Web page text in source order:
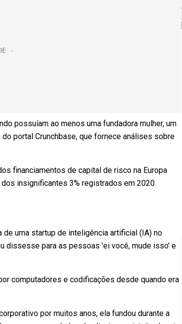
possuíam ao menos uma fundadora mulher, um
portal Crunchbase, que fornece análises sobre
financiamentos de capital de risco na Europa
insignificantes 3% registrados em 2020.
de uma startup de inteligência artificial (IA) no
dissesse para as pessoas 'ei você, mude isso' e
computadores e codificações desde quando era
por muitos anos, ela fundou durante a